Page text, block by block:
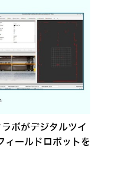
ボがデジタルツイ
ィールドロボットを